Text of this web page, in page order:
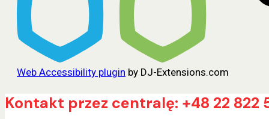
Web Accessibility plugin by DJ-Extensions.com
Przejdź
Kontakt przez centralę: +48 22 822